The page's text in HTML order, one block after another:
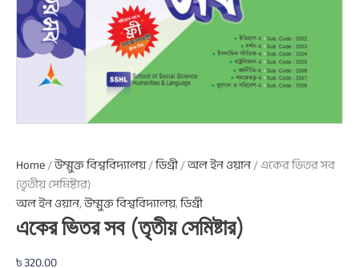
Home/উম্মুক্ত বিশ্ববিদ্যালয়/ডিগ্রী/অল ইন ওয়ান/ একের ভিতর সব
(তৃতীয় সেমিষ্টার)
অল ইন ওয়ান,উম্মুক্ত বিশ্ববিদ্যালয়,ডিগ্রী
একের ভিতর সব (তৃতীয় সেমিষ্টার)
৳320.00